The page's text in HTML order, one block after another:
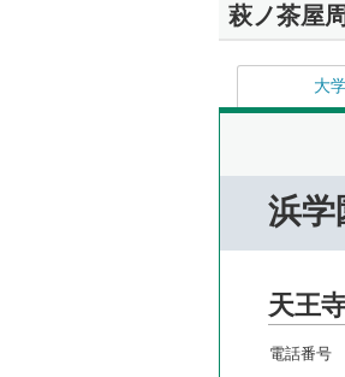
萩ノ茶屋
大
浜学
天王